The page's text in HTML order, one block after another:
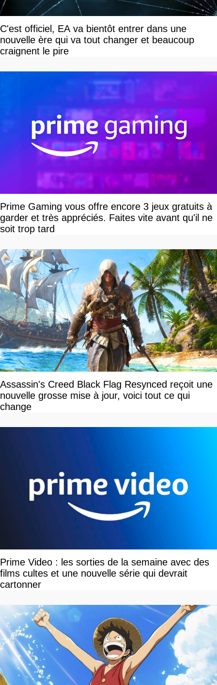
C'est officiel, EA va bientôt entrer dans une
nouvelle ère qui va tout changer et beaucoup
craignent le pire
Prime Gaming vous offre encore 3 jeux gratuits à
garder et très appréciés. Faites vite avant qu'il ne
soit trop tard
Assassin's Creed Black Flag Resynced reçoit une
nouvelle grosse mise à jour, voici tout ce qui
change
Prime Video : les sorties de la semaine avec des
films cultes et une nouvelle série qui devrait
cartonner